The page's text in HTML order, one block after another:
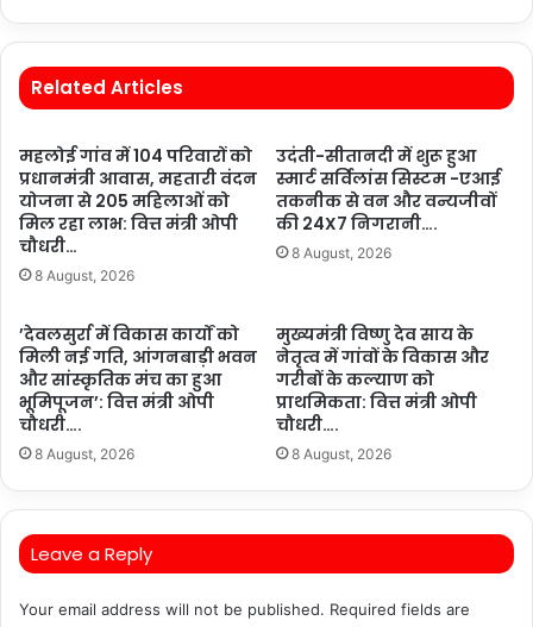
Related Articles
महलोई गांव में 104 परिवारों को
प्रधानमंत्री आवास, महतारी वंदन
योजना से 205 महिलाओं को
मिल रहा लाभ: वित्त मंत्री ओपी
चौधरी…
8 August, 2026
उदंती-सीतानदी में शुरू हुआ
स्मार्ट सर्विलांस सिस्टम -एआई
तकनीक से वन और वन्यजीवों
की 24X7 निगरानी….
8 August, 2026
’देवलसुर्रा में विकास कार्यों को
मिली नई गति, आंगनबाड़ी भवन
और सांस्कृतिक मंच का हुआ
भूमिपूजन’: वित्त मंत्री ओपी
चौधरी….
8 August, 2026
मुख्यमंत्री विष्णु देव साय के
नेतृत्व में गांवों के विकास और
गरीबों के कल्याण को
प्राथमिकता: वित्त मंत्री ओपी
चौधरी….
8 August, 2026
Leave a Reply
Your email address will not be published. Required fields are